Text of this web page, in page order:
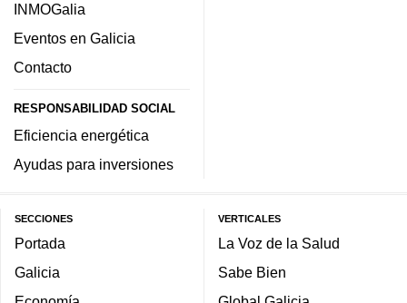
INMOGalia
Eventos en Galicia
Contacto
RESPONSABILIDAD SOCIAL
Eficiencia energética
Ayudas para inversiones
SECCIONES
Portada
Galicia
VERTICALES
La Voz de la Salud
Sabe Bien